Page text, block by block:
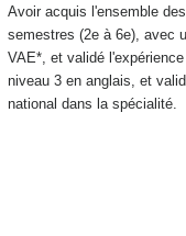
Avoir acquis l'ensemble
semestres (2e à 6e), avec
VAE*, et validé
niveau 3en anglais, et
national dans la spécialité.